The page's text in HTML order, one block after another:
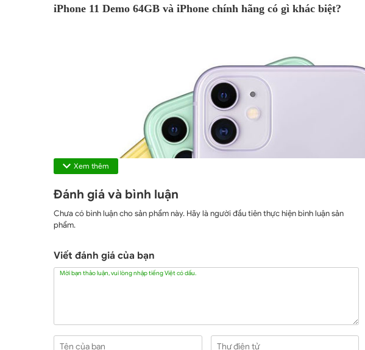
iPhone 11 Demo 64GB và iPhone chính hãng có gì khác biệt?
Xem thêm
Đánh giá và bình luận
Chưa có bình luận cho sản phẩm này. Hãy là người đầu tiên thực hiện bình luận sản
phẩm.
Viết đánh giá của bạn
Mời bạn thảo luận, vui lòng nhập tiếng Việt có dấu.
Tên của bạn Thư điện tử